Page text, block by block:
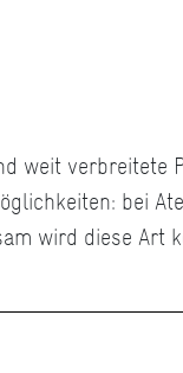
weit verbreitete
bei
wird diese Art